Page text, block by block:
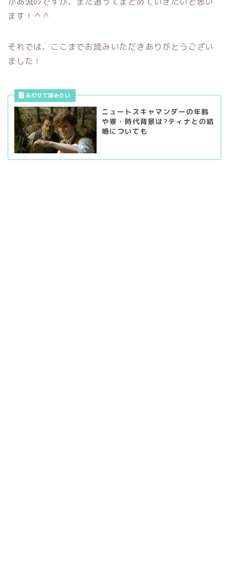
ます！＾＾
それでは、ここまでお読みいただきありがとうござい
ました！
ニュートスキャマンダーの年齢
や寮・時代背景は?ティナとの結
婚についても